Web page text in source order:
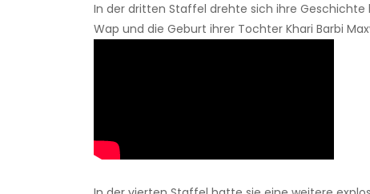
In der dritten Staffel drehte sich ihre
Wap und die Geburt ihrer Tochter Khari Barbi